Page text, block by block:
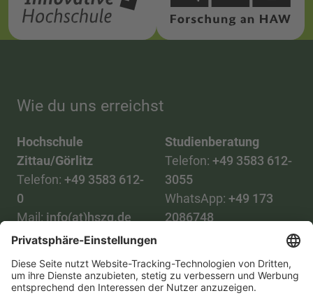
Wie du uns erreichst
Hochschule
Zittau/Görlitz
Telefon: +49 3583 612-
0
Mail:info(at)hszg.de
Studienberatung
Telefon: +49 3583 612-
3055
WhatsApp: +49 173
2086748